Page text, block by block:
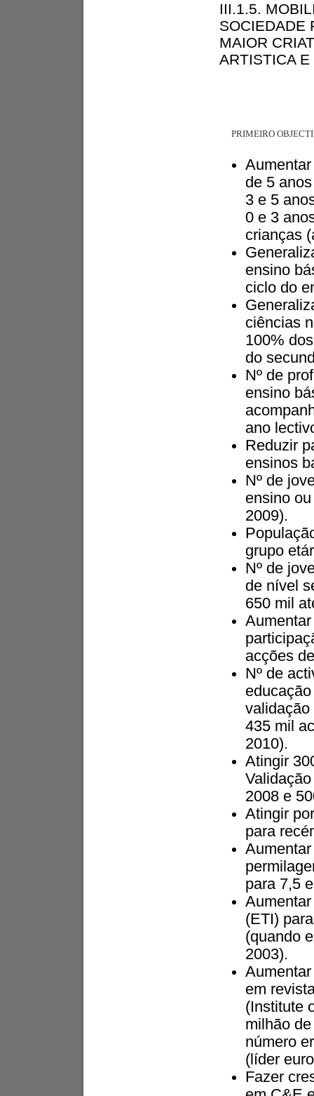
III.1.5.
SOCIEDADE
MAIOR
ARTISTICA E
PRIMEIRO
de 5
3 e 5
0 e 3
crianças
ensino
ciclo do
ciências
100%
do
Nº de
ensino
ano
Reduzir
ensinos
Nº de
ensino
2009).
grupo
Nº de
de nível
650 mil
acções
Nº de
validação
435 mil
2010).
Atingir
2008 e
Atingir
para
para 7,5
(ETI)
(quando
2003).
em
(Institute
milhão
número
(líder
Fazer